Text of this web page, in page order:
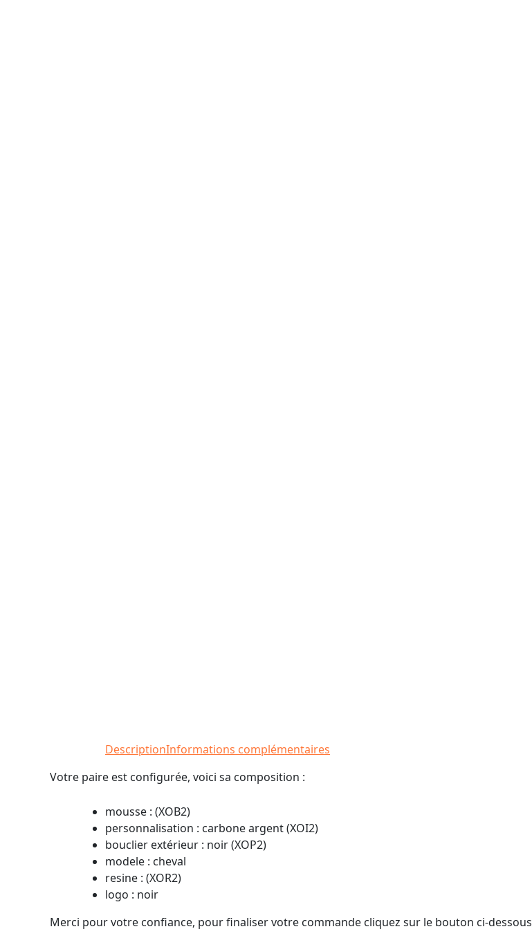
DescriptionInformations complémentaires
Votre paire est configurée, voici sa composition :
mousse : (XOB2)
personnalisation : carbone argent (XOI2)
bouclier extérieur : noir (XOP2)
modele : cheval
resine : (XOR2)
logo : noir
Merci pour votre confiance, pour finaliser votre commande cliquez sur le bouton ci-dessous